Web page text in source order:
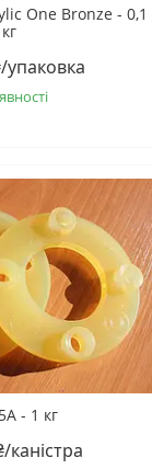
One Bronze - 0,1
кг
упаковка
- 1 кг
каністра